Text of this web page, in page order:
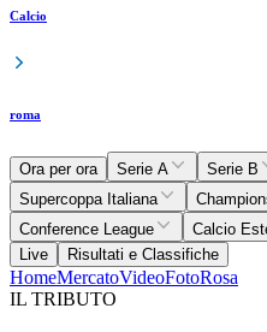
Calcio
roma
Ora per ora Serie A Serie B
Supercoppa Italiana
Conference League
Calcio
Live
Risultati e Classifiche
HomeMercatoVideoFotoRosa
IL TRIBUTO